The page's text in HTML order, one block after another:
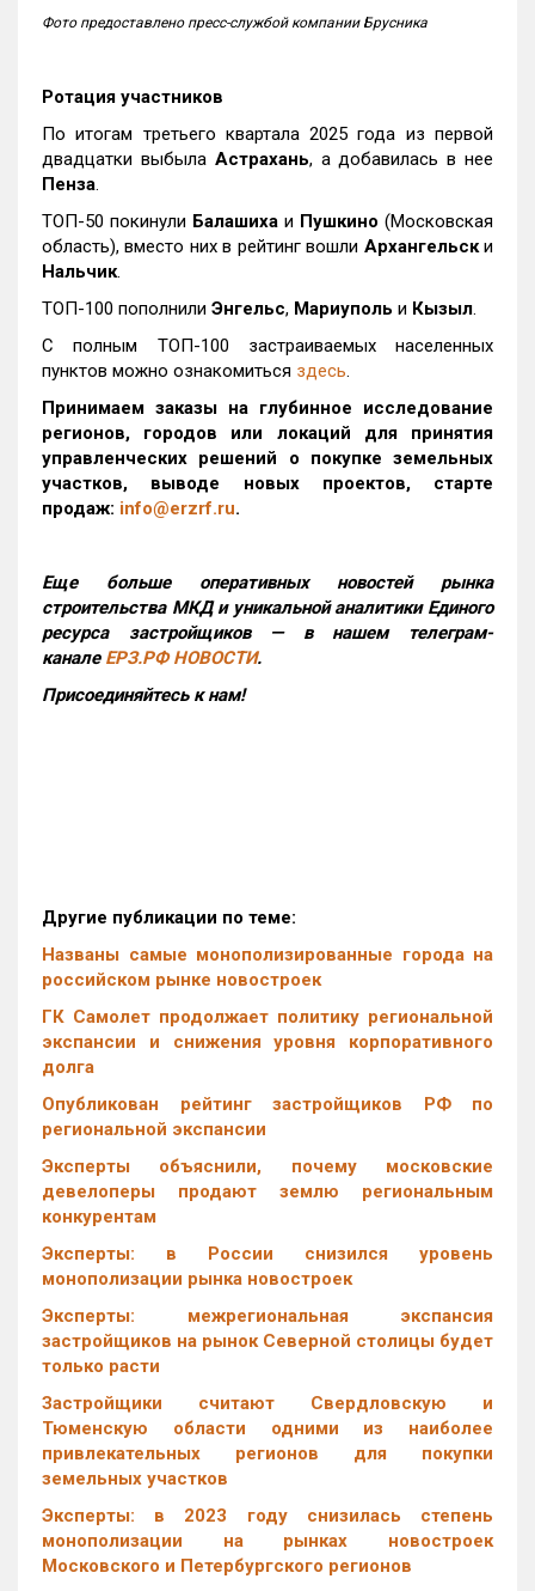
Фото предоставлено пресс-службой компании Брусника
Ротация участников
По итогам третьего квартала 2025 года из первой
двадцатки выбыла Астрахань, а добавилась в нее
Пенза.
ТОП-50 покинули Балашиха и Пушкино (Московская
область), вместо них в рейтинг вошли Архангельски
Нальчик.
ТОП-100 пополнили Энгельс, Мариуполь и Кызыл.
С полным ТОП-100 застраиваемых населенных
пунктов можно ознакомиться здесь.
Принимаем заказы на глубинное исследование
регионов, городов или локаций для принятия
управленческих решений о покупке земельных
участков, выводе новых проектов, старте
продаж: info@erzrf.ru.
Еще больше оперативных новостей рынка
строительства МКД и уникальной аналитики Единого
ресурса застройщиков — в нашем телеграм-
канале ЕРЗ.РФ НОВОСТИ.
Присоединяйтесь к нам!
Другие публикации по теме:
Названы самые монополизированные города на
российском рынке новостроек
ГК Самолет продолжает политику региональной
экспансии и снижения уровня корпоративного
долга
Опубликован рейтинг застройщиков РФ по
региональной экспансии
Эксперты объяснили, почему московские
девелоперы продают землю региональным
конкурентам
Эксперты: в России снизился уровень
монополизации рынка новостроек
Эксперты: межрегиональная экспансия
застройщиков на рынок Северной столицы будет
только расти
Застройщики считают Свердловскую и
Тюменскую области одними из наиболее
привлекательных регионов для покупки
земельных участков
Эксперты: в 2023 году снизилась степень
монополизации на рынках новостроек
Московского и Петербургского регионов